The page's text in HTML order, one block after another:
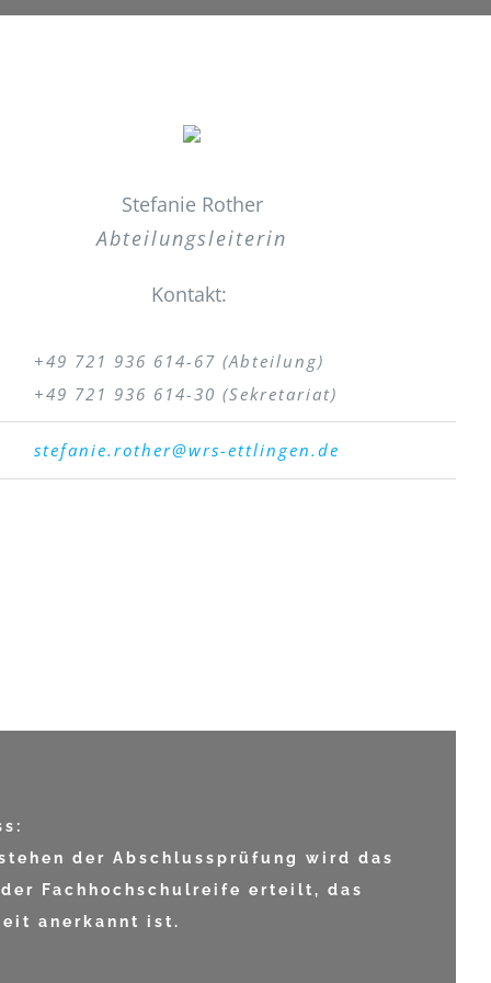
Stefanie Rother
Abteilungsleiterin
Kontakt:
+49 721 936 614-67 (Abteilung)
+49 721 936 614-30 (Sekretariat)
stefanie.rother@wrs-ettlingen.de
der Abschlussprüfung wird das
Fachhochschulreife erteilt, das
anerkannt ist.